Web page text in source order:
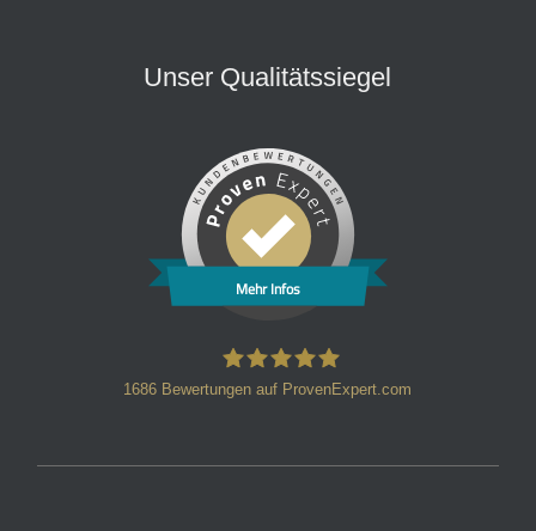
Unser Qualitätssiegel
Mehr Infos
1686 Bewertungen auf ProvenExpert.com